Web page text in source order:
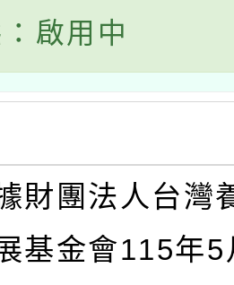
啟用中
財團法人台灣
基金會115年